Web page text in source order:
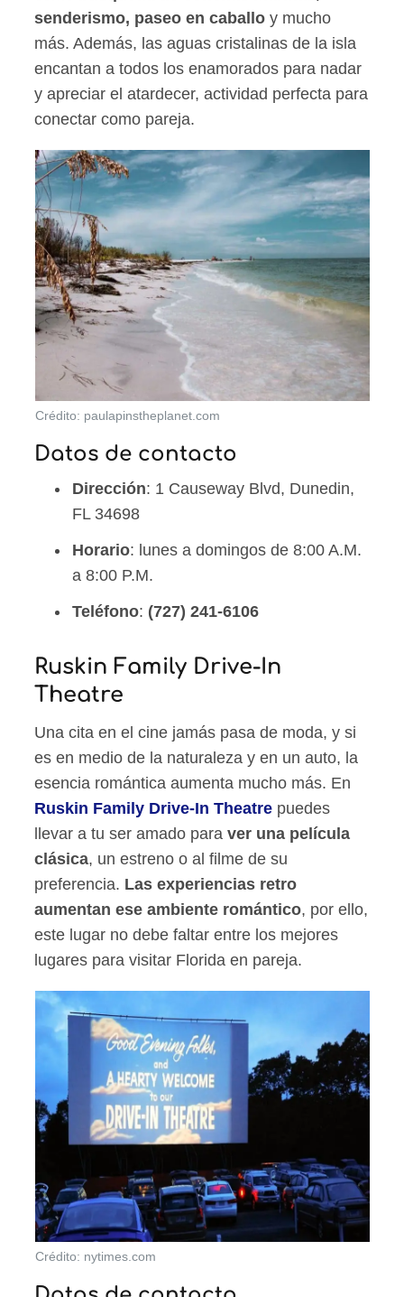
senderismo, paseo en caballo y mucho
más. Además, las aguas cristalinas de la isla
encantan a todos los enamorados para nadar
y apreciar el atardecer, actividad perfecta para
conectar como pareja.
Crédito: paulapinstheplanet.com
Datos de contacto
Dirección: 1 Causeway Blvd, Dunedin,
FL 34698
Horario: lunes a domingos de 8:00 A.M.
a 8:00 P.M.
Teléfono: (727) 241-6106
Ruskin Family Drive-In
Theatre
Una cita en el cine jamás pasa de moda, y si
es en medio de la naturaleza y en un auto, la
esencia romántica aumenta mucho más. En
Ruskin Family Drive-In Theatre puedes
llevar a tu ser amado paraver una película
clásica, un estreno o al filme de su
preferencia. Las experiencias retro
aumentan ese ambiente romántico, por ello,
este lugar no debe faltar entre los mejores
lugares para visitar Florida en pareja.
Crédito: nytimes.com